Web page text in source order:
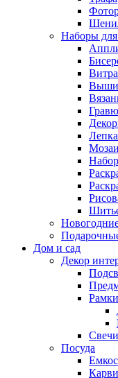
Наборы для
Лепка
Дом и сад
Декор
Рамки
Свечи
Посуда